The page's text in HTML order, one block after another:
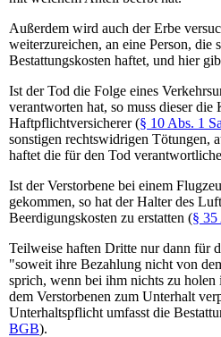
Außerdem wird auch der Erbe
weiterzureichen, an eine Person, die
Bestattungskosten haftet, und hier
Ist der Tod die Folge eines
verantworten hat, so muss dieser die
Haftpflichtversicherer (§ 10 Abs. 1
sonstigen rechtswidrigen Tötungen,
haftet die für den Tod
Ist der Verstorbene bei einem
gekommen, so hat der Halter des
Beerdigungskosten zu erstatten (§
Teilweise haften Dritte nur dann für
"soweit ihre Bezahlung nicht von
sprich, wenn bei ihm nichts zu holen
dem Verstorbenen zum Unterhalt
Unterhaltspflicht umfasst die
BGB).